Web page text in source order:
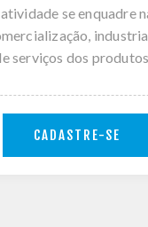
atividade se enquadre
serviços dos
CADASTRE-SE